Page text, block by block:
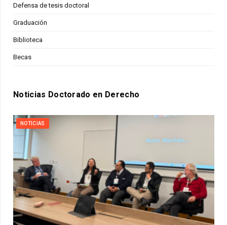
Defensa de tesis doctoral
Graduación
Biblioteca
Becas
Noticias Doctorado en Derecho
NOTICIAS